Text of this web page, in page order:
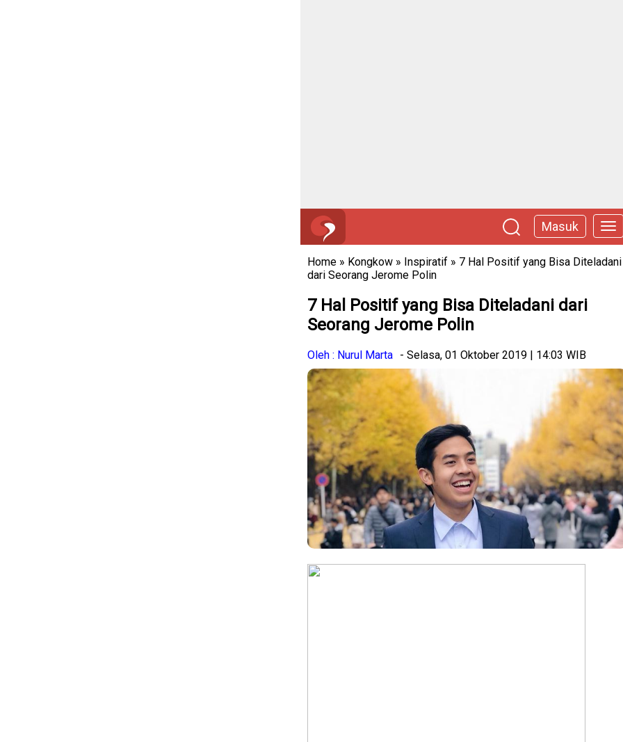
Masuk
Home » Kongkow » Inspiratif » 7 Hal Positif yang Bisa Diteladani
dari Seorang Jerome Polin
7 Hal Positif yang Bisa Diteladani dari
Seorang Jerome Polin
Oleh : Nurul Marta - Selasa, 01 Oktober 2019 | 14:03 WIB